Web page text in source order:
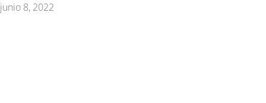
junio 8, 2022